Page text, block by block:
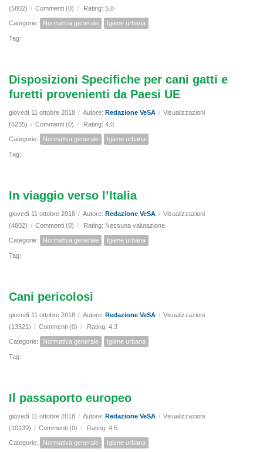
(5802) / Commenti (0) / Rating: 5.0
Categorie: Normativa generale Igiene urbana
Tag:
Disposizioni Specifiche per cani gatti e
furetti provenienti da Paesi UE
giovedì 11 ottobre 2018 / Autore: Redazione VeSA / Visualizzazioni
(5235) / Commenti (0) / Rating: 4.0
Categorie: Normativa generale Igiene urbana
Tag:
In viaggio verso l’Italia
giovedì 11 ottobre 2018 / Autore: Redazione VeSA / Visualizzazioni
(4802) / Commenti (0) / Rating: Nessuna valutazione
Categorie: Normativa generale Igiene urbana
Tag:
Cani pericolosi
giovedì 11 ottobre 2018 / Autore: Redazione VeSA / Visualizzazioni
(13521) / Commenti (0) / Rating: 4.3
Categorie: Normativa generale Igiene urbana
Tag:
Il passaporto europeo
giovedì 11 ottobre 2018 / Autore: Redazione VeSA / Visualizzazioni
(10139) / Commenti (0) / Rating: 4.5
Categorie: Normativa generale Igiene urbana